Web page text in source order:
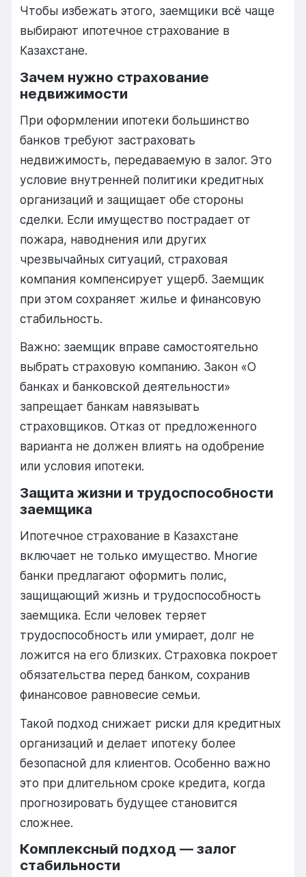
Чтобы избежать этого, заемщики всё чаще
выбирают ипотечное страхование в
Казахстане.
Зачем нужно страхование
недвижимости
При оформлении ипотеки большинство
банков требуют застраховать
недвижимость, передаваемую в залог. Это
условие внутренней политики кредитных
организаций и защищает обе стороны
сделки. Если имущество пострадает от
пожара, наводнения или других
чрезвычайных ситуаций, страховая
компания компенсирует ущерб. Заемщик
при этом сохраняет жилье и финансовую
стабильность.
Важно: заемщик вправе самостоятельно
выбрать страховую компанию. Закон «О
банках и банковской деятельности»
запрещает банкам навязывать
страховщиков. Отказ от предложенного
варианта не должен влиять на одобрение
или условия ипотеки.
Защита жизни и трудоспособности
заемщика
Ипотечное страхование в Казахстане
включает не только имущество. Многие
банки предлагают оформить полис,
защищающий жизнь и трудоспособность
заемщика. Если человек теряет
трудоспособность или умирает, долг не
ложится на его близких. Страховка покроет
обязательства перед банком, сохранив
финансовое равновесие семьи.
Такой подход снижает риски для кредитных
организаций и делает ипотеку более
безопасной для клиентов. Особенно важно
это при длительном сроке кредита, когда
прогнозировать будущее становится
сложнее.
Комплексный подход — залог
стабильности